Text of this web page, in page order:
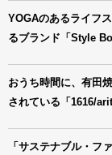
YOGAのあるライフ
るブランド「Style
おうち時間に、有田
されている「1616/
「サステナブル・